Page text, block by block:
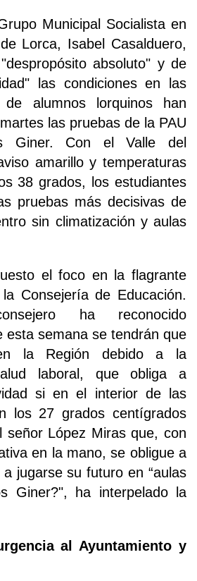
Municipal Socialista en
Lorca, Isabel Casalduero,
absoluto" y de
las condiciones en las
de alumnos lorquinos han
las pruebas de la PAU
Giner. Con el Valle del
amarillo y temperaturas
38 grados, los estudiantes
pruebas más decisivas de
sin climatización y aulas
el foco en la flagrante
Consejería de Educación.
ha reconocido
esta semana se tendrán que
la Región debido a la
laboral, que obliga a
si en el interior de las
los 27 grados centígrados
señor López Miras que, con
en la mano, se obligue a
jugarse su futuro en “aulas
Giner?", ha interpelado la
al Ayuntamiento y